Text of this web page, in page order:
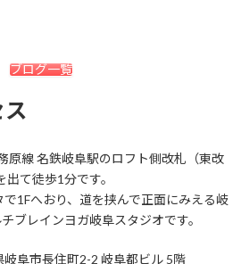
ブログ一覧
原線 名鉄岐阜駅のロフト側改札（東改
出て徒歩1分です。
1Fへおり、道を挟んで正面にみえる岐
ブレインヨガ岐阜スタジオです。
阜市長住町2-2 岐阜都ビル 5階